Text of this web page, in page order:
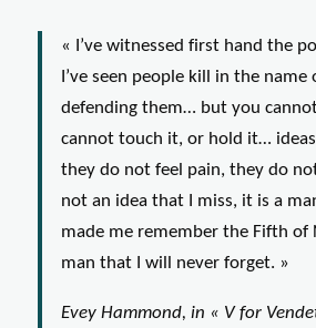
« I’ve witnessed first hand the
I’ve seen people kill in the
defending them… but you
cannot touch it, or hold it…
they do not feel pain, they do
not an idea that I miss, it is a
made me remember the Fifth of
man that I will never forget. »
Evey Hammond, in « V for